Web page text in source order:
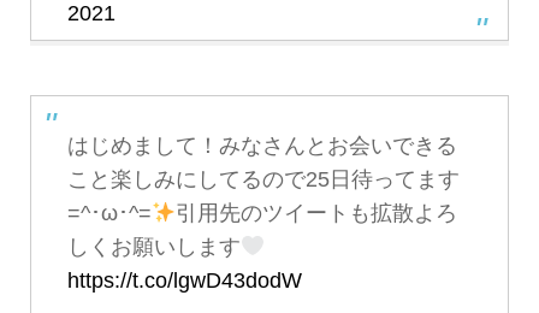
2021
はじめまして！みなさんとお会いできる
こと楽しみにしてるので25日待ってます
=^･ω･^=
引用先のツイートも拡散よろ
しくお願いします
https://t.co/lgwD43dodW